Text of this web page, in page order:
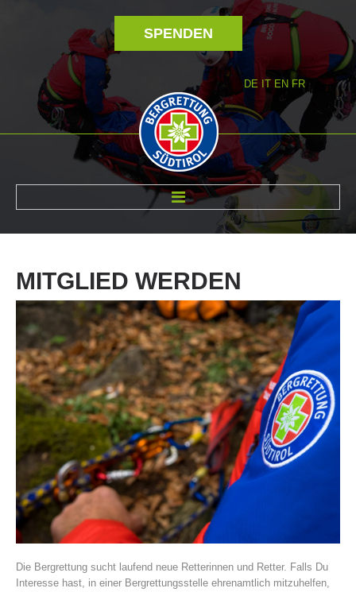
SPENDEN
DE IT EN FR
MITGLIED WERDEN
Die Bergrettung sucht laufend neue Retterinnen und Retter. Falls Du
Interesse hast, in einer Bergrettungsstelle ehrenamtlich mitzuhelfen,